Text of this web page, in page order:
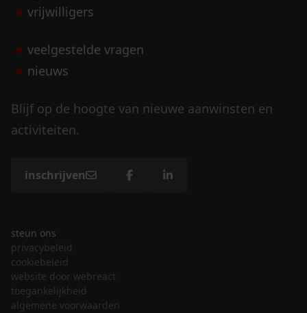
vrijwilligers
veelgestelde vragen
nieuws
Blijf op de hoogte van nieuwe aanwinsten en
activiteiten.
inschrijven
steun ons
privacybeleid
cookiebeleid
website door webreact
toegankelijkheid
algemene voorwaarden